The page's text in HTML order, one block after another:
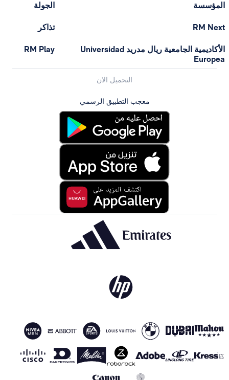
المؤسسة
RM Next
الأكاديمية الجامعية ريال مدريد Universidad
Europea
الجولة
تذاكر
RM Play
التحميل الان
معجب التطبيق الرسمي